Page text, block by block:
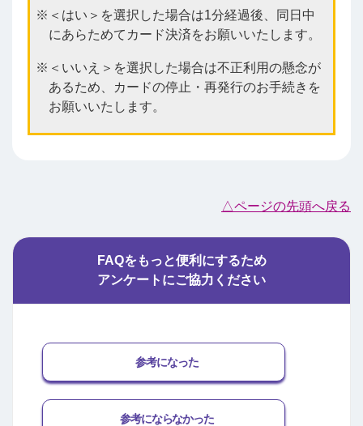
＜はい＞を選択した場合は1分経過後、同日中
にあらためてカード決済をお願いいたします。
＜いいえ＞を選択した場合は不正利用の懸念が
あるため、カードの停止・再発行のお手続きを
お願いいたします。
△ページの先頭へ戻る
FAQをもっと便利にするため
アンケートにご協力ください
参考になった
参考にならなかった